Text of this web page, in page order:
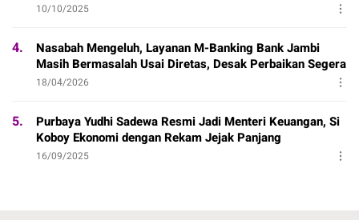
10/10/2025
4.
Nasabah Mengeluh, Layanan M-Banking Bank Jambi
Masih Bermasalah Usai Diretas, Desak Perbaikan Segera
18/04/2026
5.
Purbaya Yudhi Sadewa Resmi Jadi Menteri Keuangan, Si
Koboy Ekonomi dengan Rekam Jejak Panjang
16/09/2025